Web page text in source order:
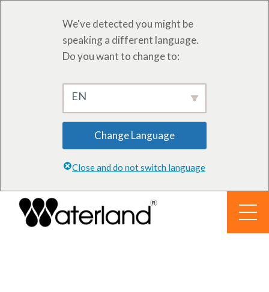
We've detected you might be
speaking a different language.
Do you want to change to:
EN
Change Language
Close and do not switch language